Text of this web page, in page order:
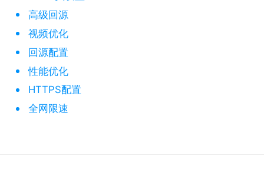
高级回源
视频优化
回源配置
性能优化
HTTPS配置
全网限速